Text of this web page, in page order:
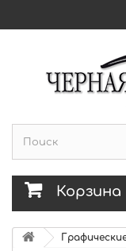
Корзина